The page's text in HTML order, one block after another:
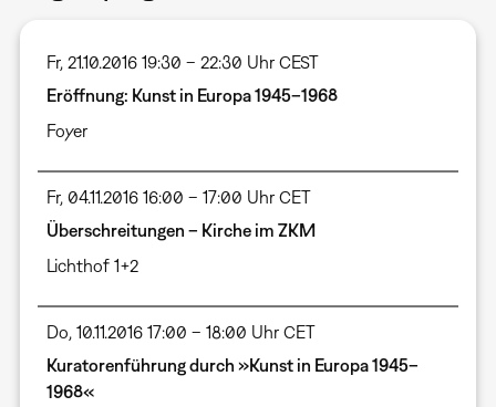
Fr, 21.10.2016 19:30 – 22:30 Uhr CEST
Eröffnung: Kunst in Europa 1945–1968
Foyer
Fr, 04.11.2016 16:00 – 17:00 Uhr CET
Überschreitungen – Kirche im ZKM
Lichthof 1+2
Do, 10.11.2016 17:00 – 18:00 Uhr CET
Kuratorenführung durch »Kunst in Europa 1945–
1968«